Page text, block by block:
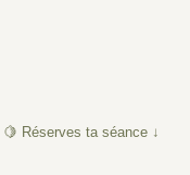
🍋 Réserves ta séance ↓